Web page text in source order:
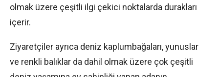
olmak üzere çeşitli ilgi çekici noktalarda durakları
içerir.
Ziyaretçiler ayrıca deniz kaplumbağaları, yunuslar
ve renkli balıklar da dahil olmak üzere çok çeşitli